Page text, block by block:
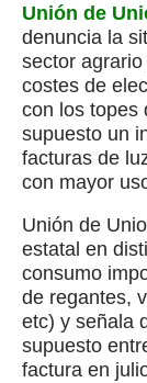
Unión de
denuncia la
sector
costes de
con los topes
supuesto un
facturas de
con mayor
Unión de
estatal en
consumo
de regantes,
etc) y señala
supuesto
factura en